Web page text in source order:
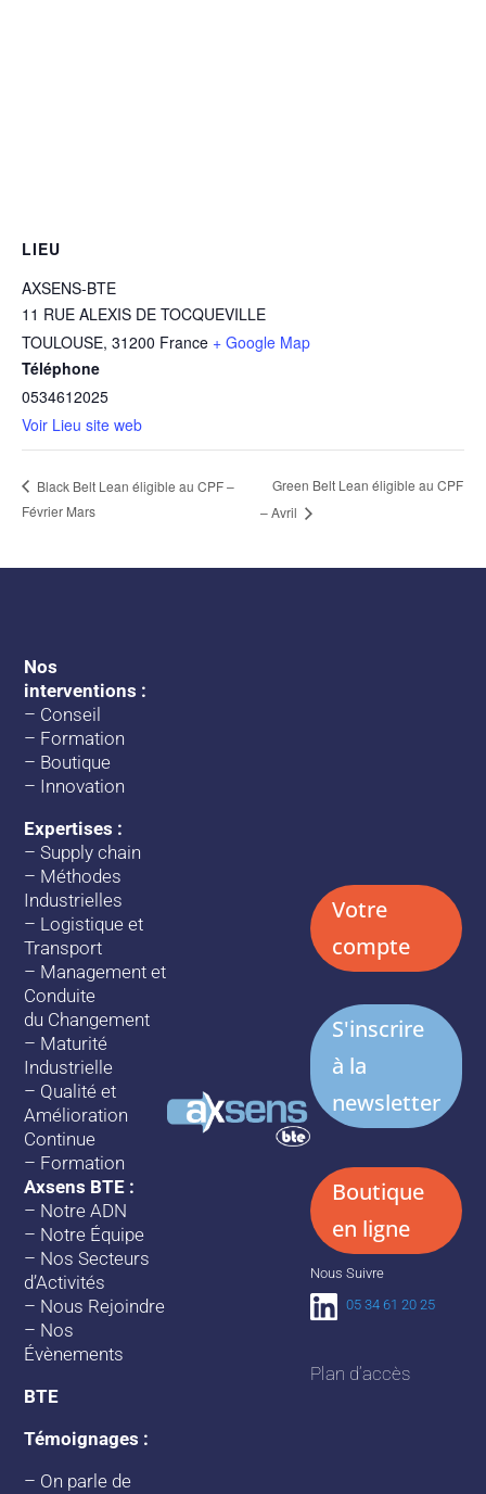
LIEU
AXSENS-BTE
11 RUE ALEXIS DE TOCQUEVILLE
TOULOUSE, 31200 France + Google Map
Téléphone
0534612025
Voir Lieu site web
Black Belt Lean éligible au CPF –
Février Mars
Green Belt Lean éligible au CPF
– Avril
Nos
interventions :
– Conseil
– Formation
– Boutique
– Innovation
Expertises :
–Supply chain
– Méthodes
Industrielles
– Logistique et
Transport
– Management et
Conduite
du Changement
– Maturité
Industrielle
– Qualité et
Amélioration
Continue
– Formation
Axsens BTE :
– Notre ADN
– Notre Équipe
– Nos Secteurs
d’Activités
– Nous Rejoindre
– Nos
Évènements
BTE
Témoignages :
– On parle de
Votre
compte
S'inscrire
à la
newsletter
Boutique
en ligne
Nous Suivre
05 34 61 20 25
Plan d’accès